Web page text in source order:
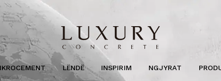
LËNDË INSPIRIM NGJYRAT